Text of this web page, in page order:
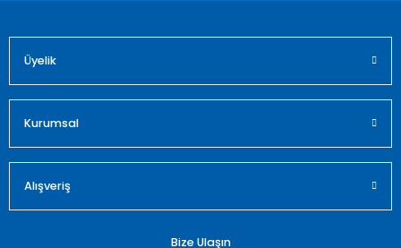
Üyelik
Kurumsal
Alışveriş
Bize Ulaşın